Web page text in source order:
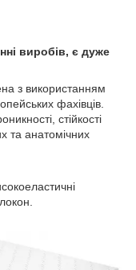
виробів, є дуже
з використанням
фахівців.
стійкості
та анатомічних